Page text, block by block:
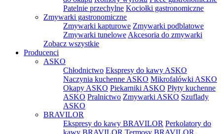
Patelnie przechylne Kociołki gastronomiczne
Zmywarki gastronomiczne
Zmywarki kapturowe Zmywarki podblatowe
Zmywarki tunelowe Akcesoria do zmywarki
Zobacz wszystkie
Producenci
ASKO
Chłodnictwo Ekspresy do kawy ASKO
Naczynia kuchenne ASKO Mikrofalówki ASKO
Okapy ASKO Piekarniki ASKO Płyty kuchenne
ASKO Pralnictwo Zmywarki ASKO Szuflady
ASKO
BRAVILOR
Ekspresy do kawy BRAVILOR Perkolatory do
kawy BRAVILOR Termosy BRAVILOR